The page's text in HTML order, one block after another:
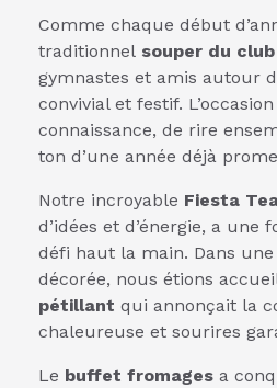
Comme chaque début
traditionnel souper du club
gymnastes et amis autour
convivial et festif.
connaissance, de rire
ton d’une année déjà
Notre incroyable Fiesta
d’idées et d’énergie, a une
défi haut la main. Dans
décorée, nous étions
pétillant qui annonçait la
chaleureuse et sourires
Le buffet fromages a